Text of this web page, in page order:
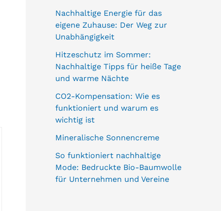
Nachhaltige Energie für das
eigene Zuhause: Der Weg zur
Unabhängigkeit
Hitzeschutz im Sommer:
Nachhaltige Tipps für heiße Tage
und warme Nächte
CO2-Kompensation: Wie es
funktioniert und warum es
wichtig ist
Mineralische Sonnencreme
So funktioniert nachhaltige
Mode: Bedruckte Bio-Baumwolle
für Unternehmen und Vereine